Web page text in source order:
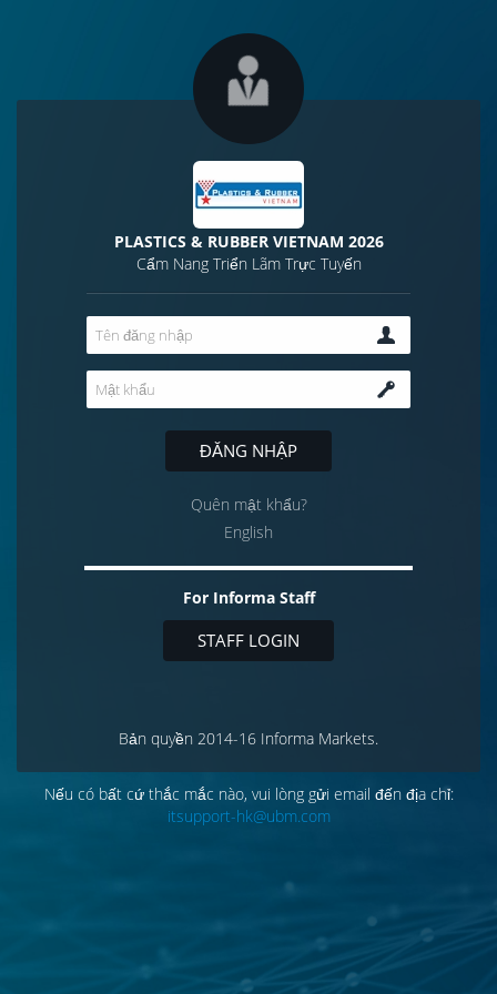
PLASTICS & RUBBER VIETNAM 2026
Cẩm Nang Triển Lãm Trực Tuyến
ĐĂNG NHẬP
Quên mật khẩu?
English
For Informa Staff
STAFF LOGIN
Bản quyền 2014-16 Informa Markets.
Nếu có bất cứ thắc mắc nào, vui lòng gửi email đến địa chỉ:
itsupport-hk@ubm.com